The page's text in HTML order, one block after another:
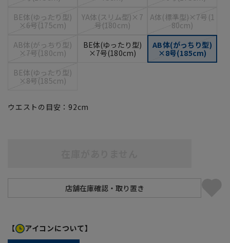
BE体(ゆったり型)
×6号(175cm)
YA体(スリム型)×7
号(180cm)
A体(標準型)×7号(1
80cm)
AB体(がっちり型)
×7号(180cm)
BE体(ゆったり型)
×7号(180cm)
AB体(がっちり型)
×8号(185cm)
BE体(ゆったり型)
×8号(185cm)
ウエストの目安： 92cm
【 アイコンについて】